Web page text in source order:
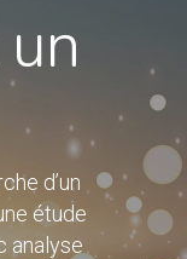
d’un
étude
analyse